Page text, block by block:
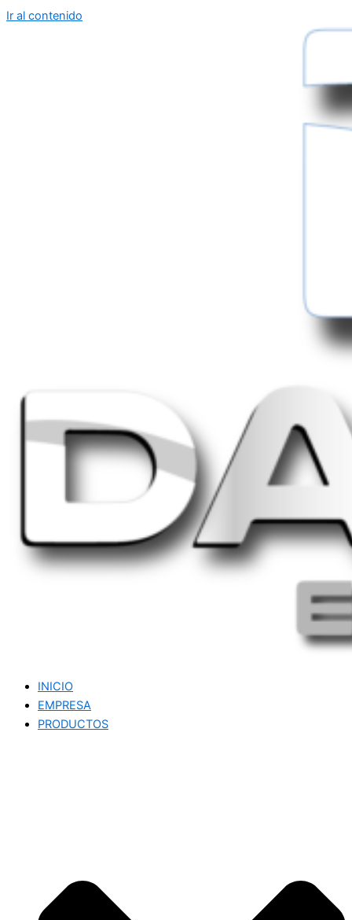
Ir al contenido
INICIO
EMPRESA
PRODUCTOS